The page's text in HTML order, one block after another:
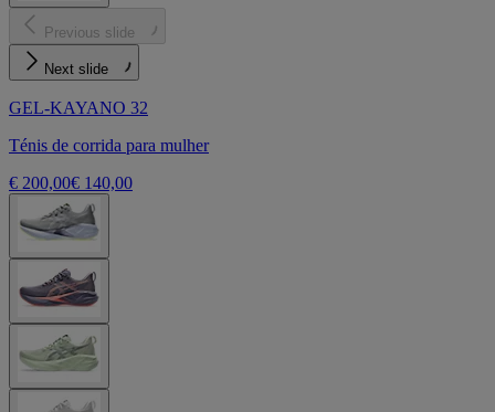
Previous slide
Next slide
GEL-KAYANO 32
Ténis de corrida para mulher
€ 200,00€ 140,00